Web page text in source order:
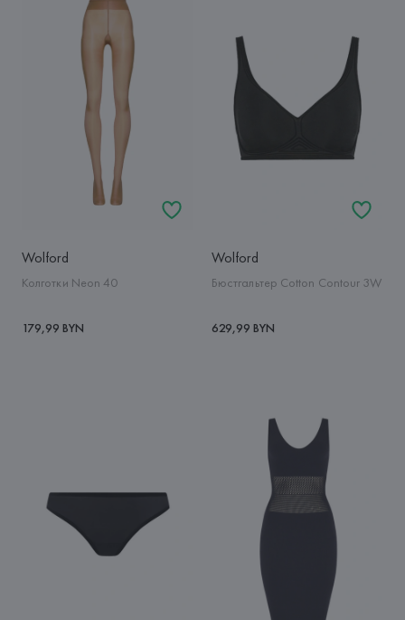
Wolford
Колготки Neon 40
179,99 BYN
Wolford
Бюстгальтер Cotton Contour 3W
629,99 BYN